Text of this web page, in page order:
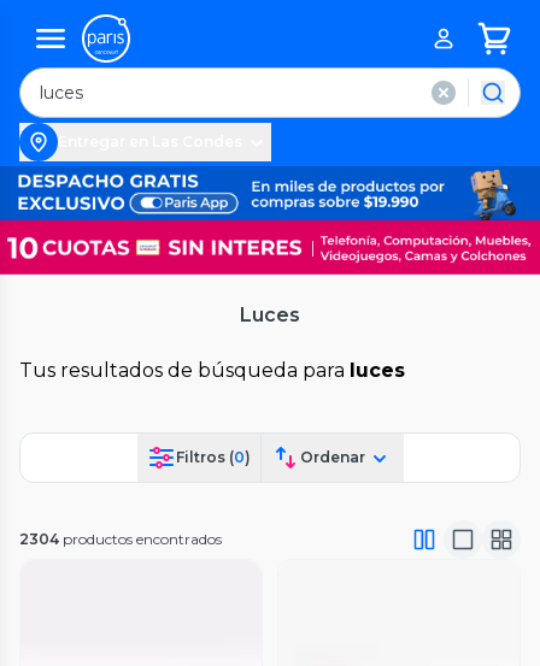
Luces
Tus resultados de búsqueda para luces
Filtros (0) Ordenar
2304 productos encontrados